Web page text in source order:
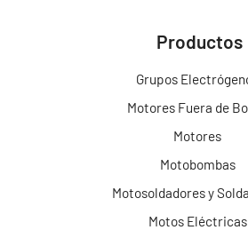
Productos
Grupos
Motores Fuera de
Motores
Motobombas
Motosoldadores y
Motos Eléctricas